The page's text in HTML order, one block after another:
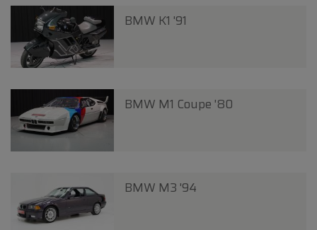
BMW K1 '91
BMW M1 Coupe '80
BMW M3 '94